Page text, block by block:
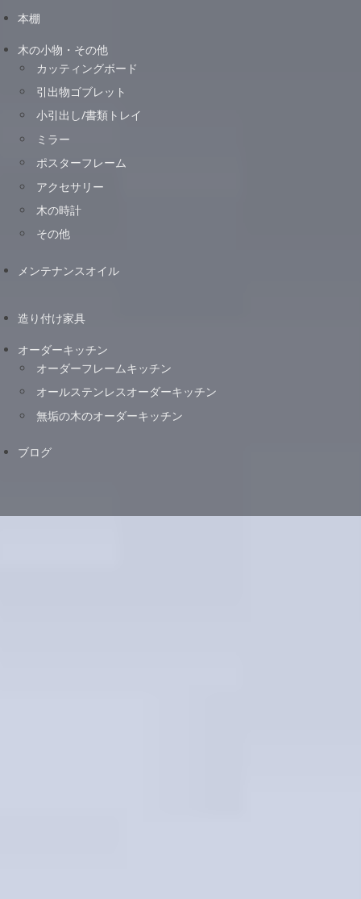
本棚
木の小物・その他
カッティングボード
引出物ゴブレット
小引出し/書類トレイ
ミラー
ポスターフレーム
アクセサリー
木の時計
その他
メンテナンスオイル
造り付け家具
オーダーキッチン
オーダーフレームキッチン
オールステンレスオーダーキッチン
無垢の木のオーダーキッチン
ブログ